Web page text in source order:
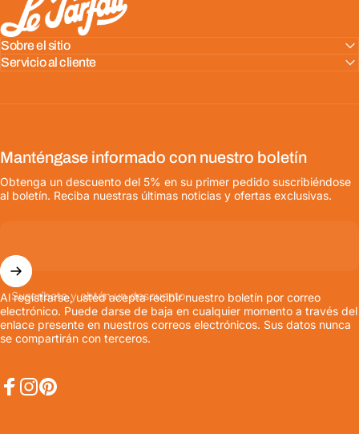
Sobre el sitio
Servicio al cliente
Manténgase informado con nuestro boletín
Obtenga un descuento del 5% en su primer pedido suscribiéndose
al boletín. Reciba nuestras últimas noticias y ofertas exclusivas.
Suscríbete y obtén un descuento
Al registrarse, usted acepta recibir nuestro boletín por correo
electrónico. Puede darse de baja en cualquier momento a través del
enlace presente en nuestros correos electrónicos. Sus datos nunca
se compartirán con terceros.